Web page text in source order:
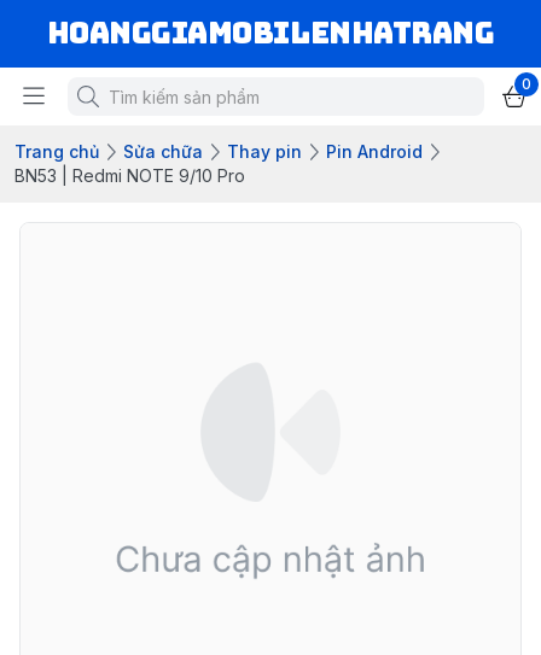
hoanggiamobilenhatrang
0
Trang chủ Sửa chữa Thay pin
Pin Android
BN53 | Redmi NOTE 9/10 Pro